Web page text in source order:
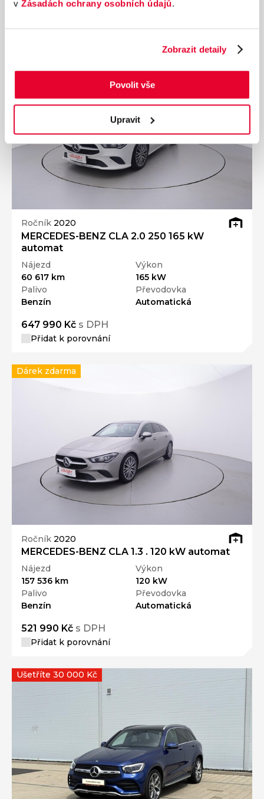
v Zásadách ochrany osobních údajů.
Zobrazit detaily
Povolit vše
Upravit
325 990 Kčs DPH
Ročník 2020
MERCEDES-BENZ CLA 2.0 250 165 kW
automat
Nájezd
60 617 km
Výkon
165 kW
Palivo
Benzín
Převodovka
Automatická
647 990 Kč s DPH
Přidat k porovnání
Ročník 2020
MERCEDES-BENZ CLA 1.3 . 120 kW automat
Nájezd
157 536 km
Výkon
120 kW
Palivo
Benzín
Převodovka
Automatická
521 990 Kč s DPH
Přidat k porovnání
Dárek zdarma
Ušetříte 30 000 Kč